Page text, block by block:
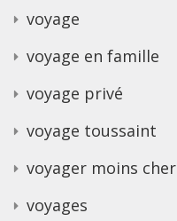
voyage
voyage en famille
voyage privé
voyage toussaint
voyager moins cher
voyages